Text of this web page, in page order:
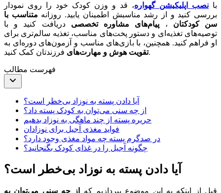
با نصب اپلیکیشن گهواره، قد و وزن کودک خود را روی نمودار
بررسی کنید و از رشد مناسبش اطمینان یابید. روزانه متناسب با
سن کودکتان ، پیام‌های مشاوره‌ تخصصی دریافت کنید و با
توصیه‌های تغذیه‌ای و دستور پخت‌های مناسب، تغذیه سالم‌تری برای
او فراهم کنید. همچنین، با بازی‌های مناسب و آزمون‌های دوره‌ای به
تقویت هوش و مهارت‌هایفرزندتان کمک کنید.
فهرست مطالب
آیا دادن پسته به نوزاد بی‌خطر است؟
از چه سنی می‌توان به کودک پسته داد؟
حریره پسته از چند ماهگی به نوزاد بدهیم
فواید مغذی آجیل برای نوزادان
در صد‌گرم پسته چه مواد مغذی وجود دارد؟
چگونه آجیل را در غذای کودک بگنجانید؟
آیا دادن پسته به نوزاد بی‌خطر است؟
قبل از اینکه به این موضوع بپردازیم که از چه سنی می‌توان به